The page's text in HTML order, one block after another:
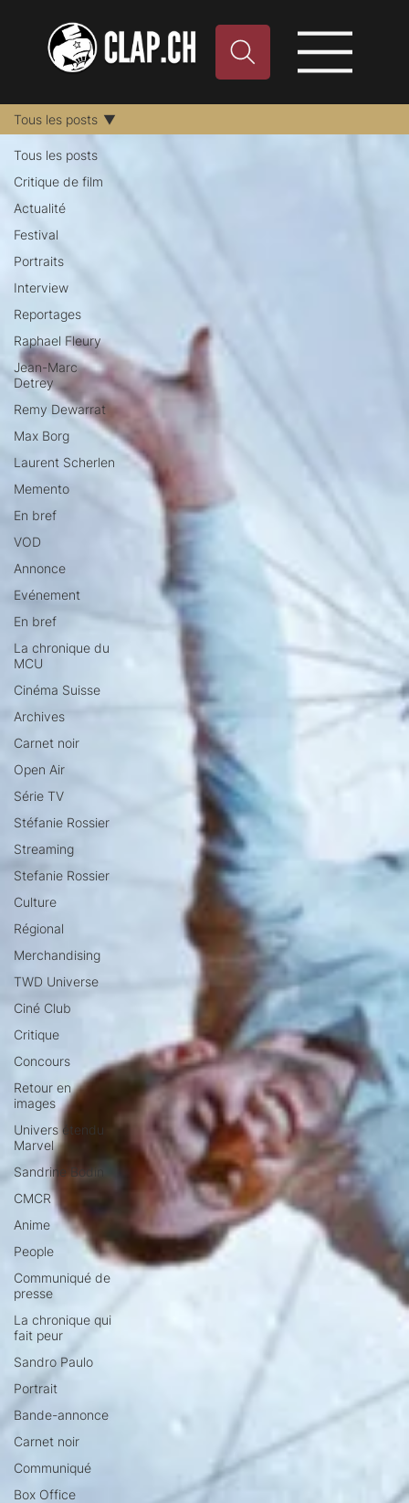
Tous les posts
Critique de film
Actualité
Festival
Portraits
Interview
Reportages
Raphael Fleury
Jean-Marc
Detrey
Remy Dewarrat
Max Borg
Laurent Scherlen
Memento
En bref
VOD
Annonce
Evénement
En bref
La chronique du
MCU
Cinéma Suisse
Archives
Carnet noir
Open Air
Série TV
Stéfanie Rossier
Streaming
Stefanie Rossier
Culture
Régional
Merchandising
TWD Universe
Ciné Club
Critique
Concours
Retour en
images
Univers étendu
Marvel
Sandrine Bodin
CMCR
Anime
People
Communiqué de
presse
La chronique qui
fait peur
Sandro Paulo
Portrait
Bande-annonce
Carnet noir
Communiqué
Box Office
Tous les posts